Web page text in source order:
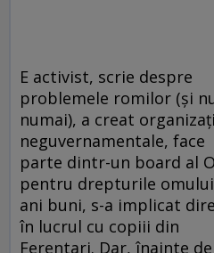
E activist, scrie despre
problemele romilor (şi
numai), a creat
neguvernamentale, face
parte dintr-un board al
pentru drepturile
ani buni, s-a implicat
în lucrul cu copiii din
Ferentari. Dar, înainte de